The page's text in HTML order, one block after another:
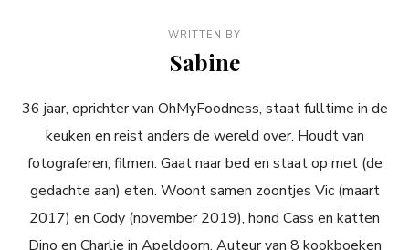
WRITTEN BY
Sabine
36 jaar, oprichter van OhMyFoodness, staat fulltime in de
keuken en reist anders de wereld over. Houdt van
fotograferen, filmen. Gaat naar bed en staat op met (de
gedachte aan) eten. Woont samen zoontjes Vic (maart
2017) en Cody (november 2019), hond Cass en katten
Dino en Charlie in Apeldoorn. Auteur van 8 kookboeken